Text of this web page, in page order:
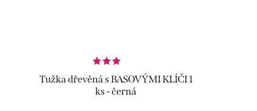
Tužka dřevěná s BASOVÝMI KLÍČI 1
ks - černá